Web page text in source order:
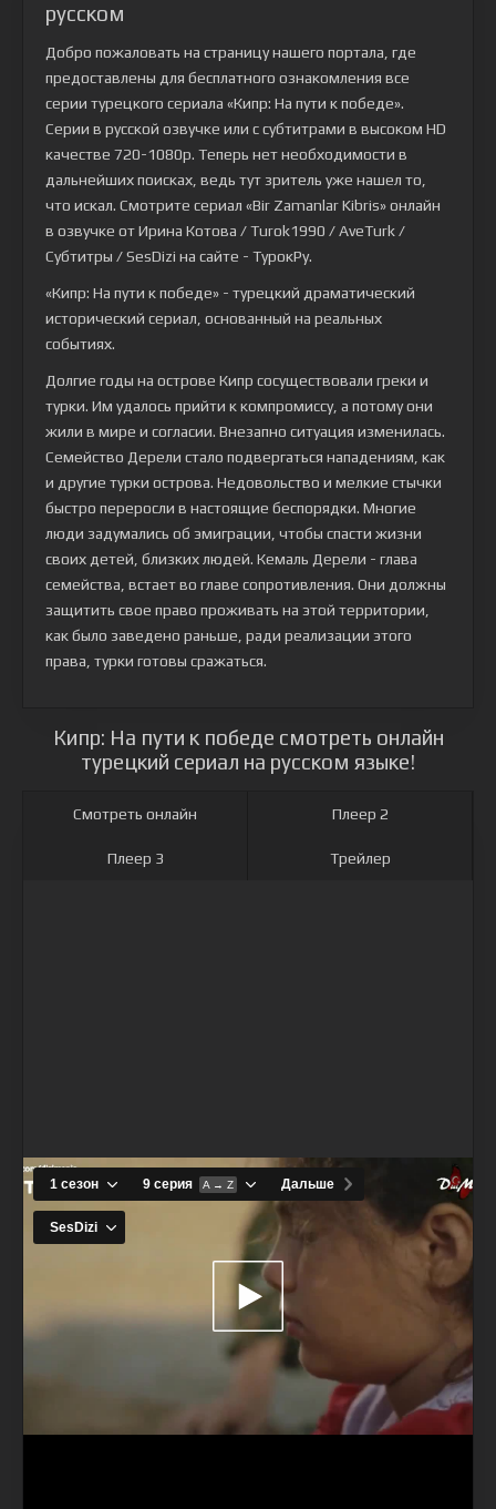
русском
Добро пожаловать на страницу нашего портала, где
предоставлены для бесплатного ознакомления все
серии турецкого сериала «Кипр: На пути к победе».
Серии в русской озвучке или с субтитрами в высоком HD
качестве 720-1080p. Теперь нет необходимости в
дальнейших поисках, ведь тут зритель уже нашел то,
что искал. Смотрите сериал «Bir Zamanlar Kibris» онлайн
в озвучке от Ирина Котова / Turok1990 / AveTurk /
Субтитры / SesDizi на сайте - ТурокРу.
«Кипр: На пути к победе» - турецкий драматический
исторический сериал, основанный на реальных
событиях.
Долгие годы на острове Кипр сосуществовали греки и
турки. Им удалось прийти к компромиссу, а потому они
жили в мире и согласии. Внезапно ситуация изменилась.
Семейство Дерели стало подвергаться нападениям, как
и другие турки острова. Недовольство и мелкие стычки
быстро переросли в настоящие беспорядки. Многие
люди задумались об эмиграции, чтобы спасти жизни
своих детей, близких людей. Кемаль Дерели - глава
семейства, встает во главе сопротивления. Они должны
защитить свое право проживать на этой территории,
как было заведено раньше, ради реализации этого
права, турки готовы сражаться.
Кипр: На пути к победе смотреть онлайн
турецкий сериал на русском языке!
Смотреть онлайн Плеер 2
Плеер 3 Трейлер